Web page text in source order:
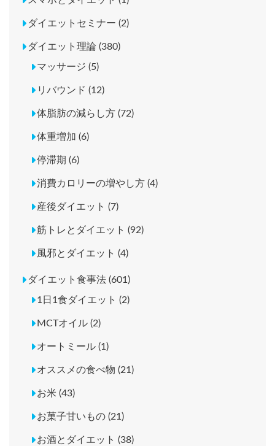
ダイエットセミナー (2)
ダイエット理論 (380)
マッサージ (5)
リバウンド (12)
体脂肪の減らし方 (72)
体重増加 (6)
停滞期 (6)
消費カロリーの増やし方 (4)
産後ダイエット (7)
筋トレとダイエット (92)
風邪とダイエット (4)
ダイエット食事法 (601)
1日1食ダイエット (2)
MCTオイル (2)
オートミール (1)
オススメの食べ物 (21)
お米 (43)
お菓子甘いもの (21)
お酒とダイエット (38)